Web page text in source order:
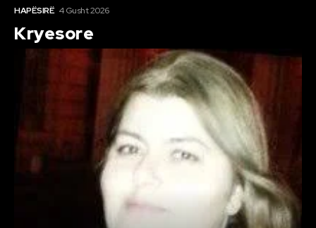
HAPËSIRË 4 Gusht 2026
Kryesore